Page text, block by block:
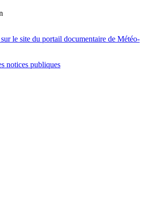
le site du portail documentaire de Météo-
notices publiques